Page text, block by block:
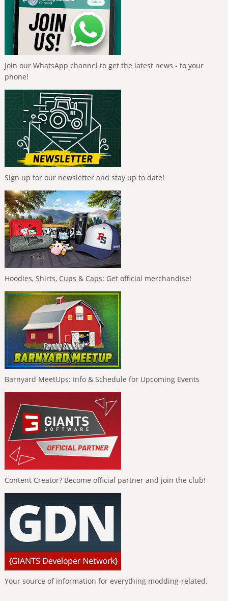
Join our WhatsApp channel to get the latest news - to your
phone!
Sign up for our newsletter and stay up to date!
Hoodies, Shirts, Cups & Caps: Get official merchandise!
Barnyard MeetUps: Info & Schedule for Upcoming Events
Content Creator? Become official partner and join the club!
Your source of information for everything modding-related.